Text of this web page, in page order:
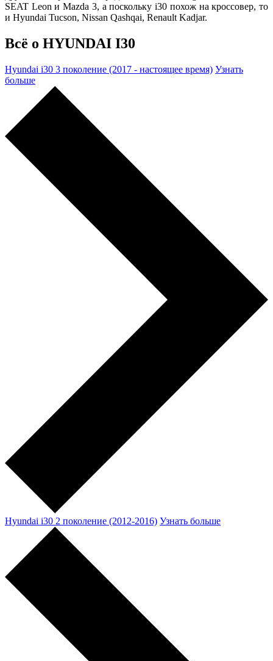
SEAT Leon и Mazda 3, а поскольку i30 похож на кроссовер, то
и Hyundai Tucson, Nissan Qashqai, Renault Kadjar.
Всё о HYUNDAI I30
Hyundai i30 3 поколение (2017 - настоящее время) Узнать
больше
Hyundai i30 2 поколение (2012-2016) Узнать больше